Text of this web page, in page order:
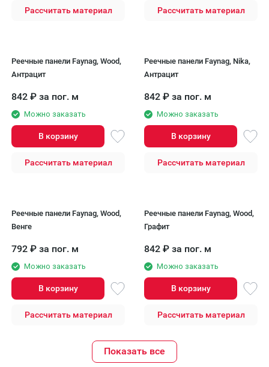
Рассчитать материал Рассчитать материал
Реечные панели Faynag, Wood,
Антрацит
842 ₽ за пог. м
Можно заказать
В корзину
Рассчитать материал
Реечные панели Faynag, Nika,
Антрацит
842 ₽ за пог. м
Можно заказать
В корзину
Рассчитать материал
Реечные панели Faynag, Wood,
Венге
792 ₽ за пог. м
Можно заказать
В корзину
Рассчитать материал
Реечные панели Faynag, Wood,
Графит
842 ₽ за пог. м
Можно заказать
В корзину
Рассчитать материал
Показать все